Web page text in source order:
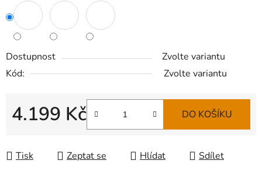
Dostupnost
Zvolte variantu
Kód:
Zvolte variantu
4.199 Kč DO KOŠÍKU
Tisk Zeptat se Hlídat Sdílet